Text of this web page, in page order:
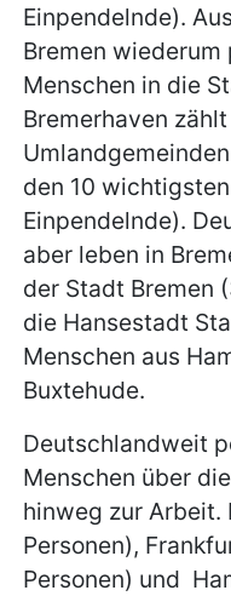
Einpendelnde).
Bremen
Menschen in die
Bremerhaven
den 10
Einpendelnde).
aber leben in
der Stadt Bremen
die Hansestadt
Menschen aus
Buxtehude.
Deutschlandweit
Menschen über
hinweg zur Arbeit.
Personen),
Personen) und